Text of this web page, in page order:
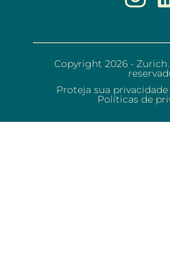
Copyright 2026 -
Proteja sua privacidade
Políticas de